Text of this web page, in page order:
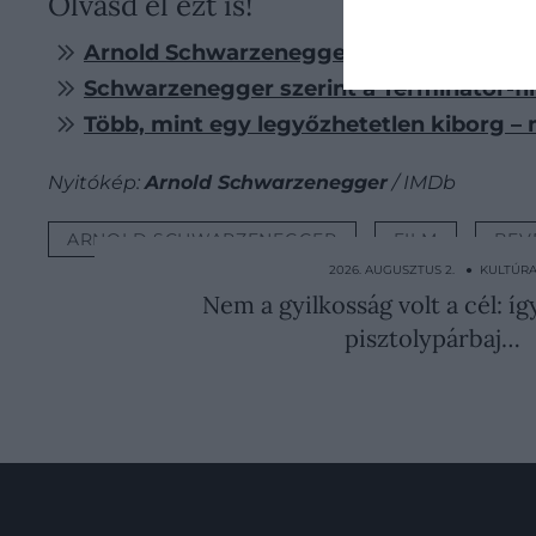
Arnold Schwarzenegger
Schwarzenegger szerint a
Több, mint egy legyőzhetetlen kiborg
Nyitókép:Arnold Schwarzenegger/ IMDb
ARNOLD SCHWARZENEGGER FILM
2026. AUGUSZTUS 2. ● KULTÚRA
Nem a gyilkosság volt a cél:
pisztolypárbaj…